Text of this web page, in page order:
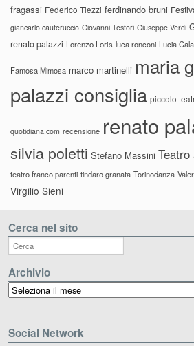
fragassi Federico Tiezzi ferdinando bruni
giancarlo cauteruccio Giovanni Testori Giuseppe Verdi
renato palazzi Lorenzo Loris luca ronconi Lucia
Famosa Mimosa marco martinelli maria
palazzi consiglia piccolo
quotidiana.com recensione renato
silvia poletti Stefano Massini
teatro franco parenti tindaro granata Torinodanza
Virgilio Sieni
Cerca nel sito
Archivio
Archivio
Social Network